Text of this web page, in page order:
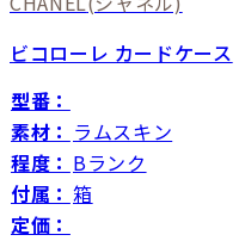
ビコローレ カードケース
型番：
素材： ラムスキン
程度： Bランク
付属： 箱
定価：